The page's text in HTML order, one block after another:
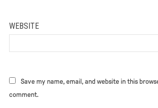
WEBSITE
Save my name, email, and website in this
comment.